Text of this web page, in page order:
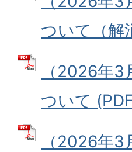
ついて（解
（2026年
ついて
（2026年